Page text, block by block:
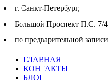
г. Cанкт-Петербург,
Большой Проспект П.С. 7/4
по предварительной записи
ГЛАВНАЯ
КОНТАКТЫ
БЛОГ